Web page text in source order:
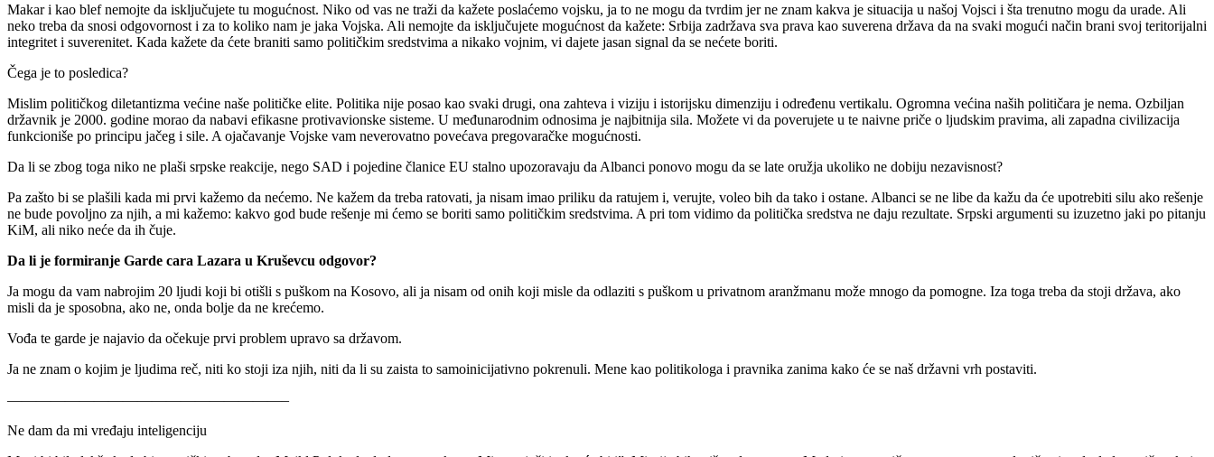
Makar i kao blef nemojte da isključujete tu mogućnost. Niko od vas ne traži da kažete poslaćemo vojsku, ja to ne mogu da tvrdim jer ne znam kakva je situacija u našoj Vojsci i šta trenutno mogu da urade. Ali
neko treba da snosi odgovornost i za to koliko nam je jaka Vojska. Ali nemojte da isključujete mogućnost da kažete: Srbija zadržava sva prava kao suverena država da na svaki mogući način brani svoj teritorijalni
integritet i suverenitet. Kada kažete da ćete braniti samo političkim sredstvima a nikako vojnim, vi dajete jasan signal da se nećete boriti.
Čega je to posledica?
Mislim političkog diletantizma većine naše političke elite. Politika nije posao kao svaki drugi, ona zahteva i viziju i istorijsku dimenziju i određenu vertikalu. Ogromna većina naših političara je nema. Ozbiljan
državnik je 2000. godine morao da nabavi efikasne protivavionske sisteme. U međunarodnim odnosima je najbitnija sila. Možete vi da poverujete u te naivne priče o ljudskim pravima, ali zapadna civilizacija
funkcioniše po principu jačeg i sile. A ojačavanje Vojske vam neverovatno povećava pregovaračke mogućnosti.
Da li se zbog toga niko ne plaši srpske reakcije, nego SAD i pojedine članice EU stalno upozoravaju da Albanci ponovo mogu da se late oružja ukoliko ne dobiju nezavisnost?
Pa zašto bi se plašili kada mi prvi kažemo da nećemo. Ne kažem da treba ratovati, ja nisam imao priliku da ratujem i, verujte, voleo bih da tako i ostane. Albanci se ne libe da kažu da će upotrebiti silu ako rešenje
ne bude povoljno za njih, a mi kažemo: kakvo god bude rešenje mi ćemo se boriti samo političkim sredstvima. A pri tom vidimo da politička sredstva ne daju rezultate. Srpski argumenti su izuzetno jaki po pitanju
KiM, ali niko neće da ih čuje.
Da li je formiranje Garde cara Lazara u Kruševcu odgovor?
Ja mogu da vam nabrojim 20 ljudi koji bi otišli s puškom na Kosovo, ali ja nisam od onih koji misle da odlaziti s puškom u privatnom aranžmanu može mnogo da pomogne. Iza toga treba da stoji država, ako
misli da je sposobna, ako ne, onda bolje da ne krećemo.
Vođa te garde je najavio da očekuje prvi problem upravo sa državom.
Ja ne znam o kojim je ljudima reč, niti ko stoji iza njih, niti da li su zaista to samoinicijativno pokrenuli. Mene kao politikologa i pravnika zanima kako će se naš državni vrh postaviti.
———————————————————–
Ne dam da mi vređaju inteligenciju